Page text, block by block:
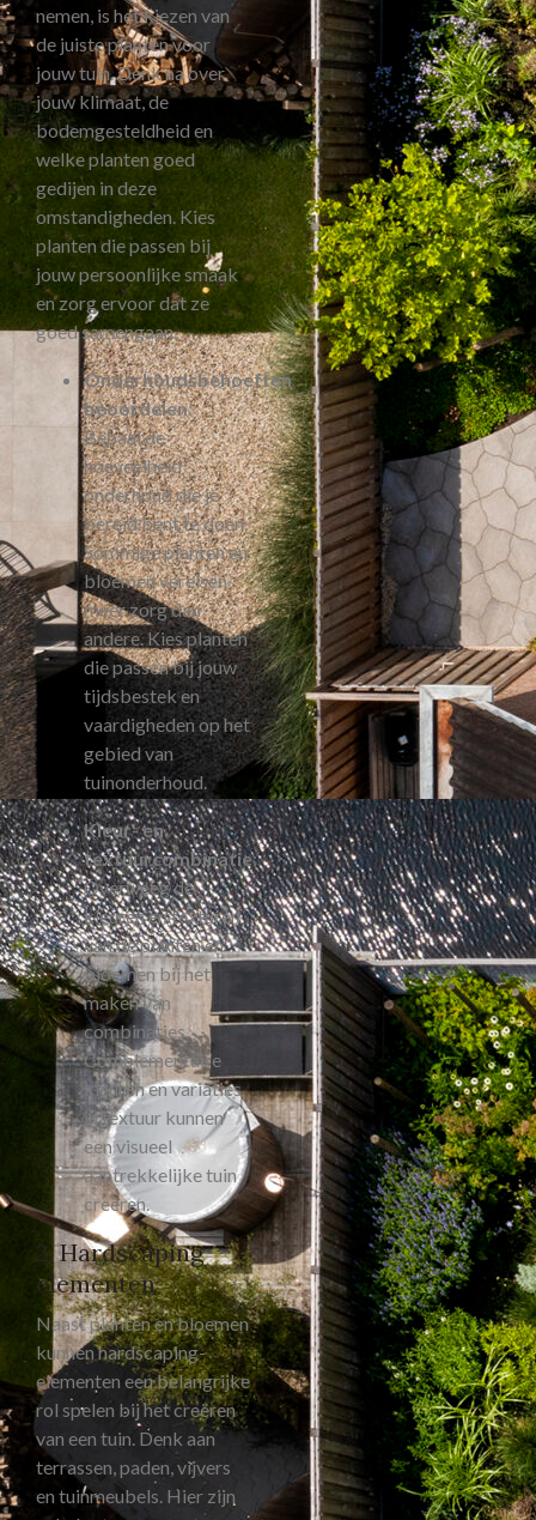
nemen, is het kiezen van
de juiste planten voor
jouw tuin. Denk na over
jouw klimaat, de
bodemgesteldheid en
welke planten goed
gedijen in deze
omstandigheden. Kies
planten die passen bij
jouw persoonlijke smaak
en zorg ervoor dat ze
goed samengaan.
Onderhoudsbehoeften
beoordelen:
Bepaal de
hoeveelheid
onderhoud die je
bereid bent te doen.
Sommige planten en
bloemen vereisen
meer zorg dan
andere. Kies planten
die passen bij jouw
tijdsbestek en
vaardigheden op het
gebied van
tuinonderhoud.
Kleur- en
textuurcombinatie:
Overweeg de
kleuren en texturen
van de planten en
bloemen bij het
maken van
combinaties.
Complementaire
kleuren en variaties
in textuur kunnen
een visueel
aantrekkelijke tuin
creëren.
2. Hardscaping
elementen
Naast planten en bloemen
kunnen hardscaping-
elementen een belangrijke
rol spelen bij het creëren
van een tuin. Denk aan
terrassen, paden, vijvers
en tuinmeubels. Hier zijn